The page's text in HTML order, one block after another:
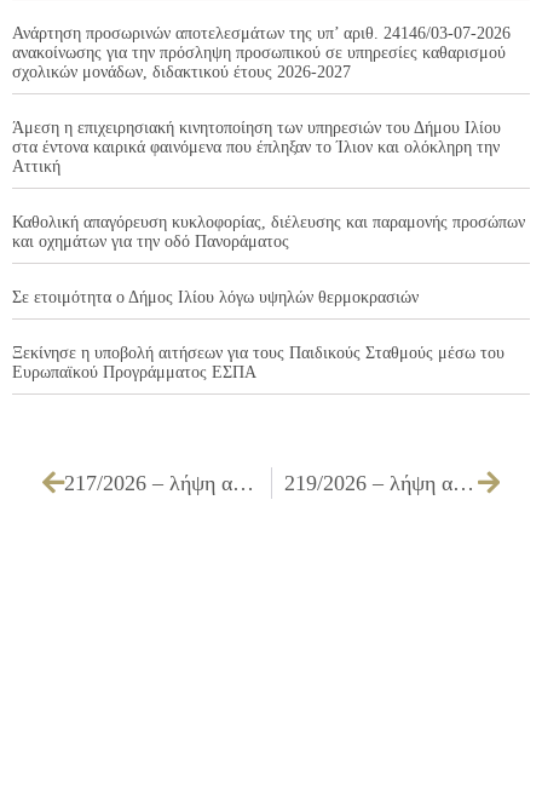
Ανάρτηση προσωρινών αποτελεσμάτων της υπ’ αριθ. 24146/03-07-2026
ανακοίνωσης για την πρόσληψη προσωπικού σε υπηρεσίες καθαρισμού
σχολικών μονάδων, διδακτικού έτους 2026-2027
Άμεση η επιχειρησιακή κινητοποίηση των υπηρεσιών του Δήμου Ιλίου
στα έντονα καιρικά φαινόμενα που έπληξαν το Ίλιον και ολόκληρη την
Αττική
Καθολική απαγόρευση κυκλοφορίας, διέλευσης και παραμονής προσώπων
και οχημάτων για την οδό Πανοράματος
Σε ετοιμότητα ο Δήμος Ιλίου λόγω υψηλών θερμοκρασιών
Ξεκίνησε η υποβολή αιτήσεων για τους Παιδικούς Σταθμούς μέσω του
Ευρωπαϊκού Προγράμματος ΕΣΠΑ
217/2026 – λήψη απόφασης για την αποδοχή δωρεάς ειδών για λογαριασμό σχολικών μονάδων στου Δήμου Ιλίου 219/2026 – λήψη απόφασης για έγκριση της 5ης αναμόρφωσης προϋπολογισμού του Δήμου Ιλίου, έτους 2026